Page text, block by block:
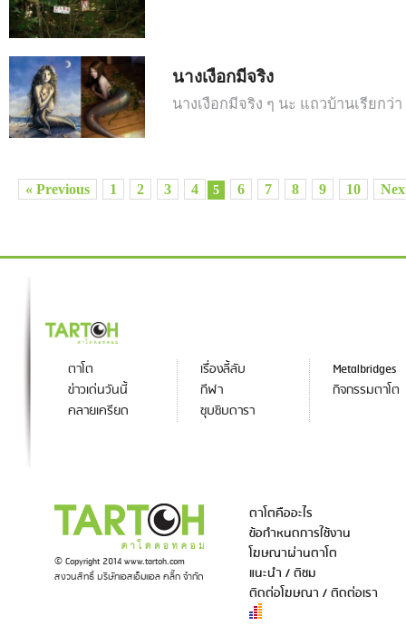
นางเงือกมีจริง
นางเงือกมีจริง ๆ นะ แถวบ้านเรียกว่
« Previous 1 2 3 4 5 6 7 8 9 10
ตาโต
ข่าวเด่นวันนี้
คลายเครียด
เรื่องลี้ลับ
กีฬา
ซุบซิบดารา
Metalbridges
กิจกรรมตาโต
© Copyright 2014 www.tartoh.com
สงวนสิทธิ์ บริษัทเอสเอ็มแอล คลิ๊ก จำกัด
ตาโตคืออะไร
ข้อกำหนดการใช้งาน
โฆษณาผ่านตาโต
แนะนำ / ติชม
ติดต่อโฆษณา / ติดต่อเรา